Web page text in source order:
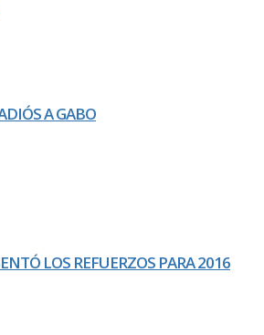
A GABO
LOS REFUERZOS PARA 2016